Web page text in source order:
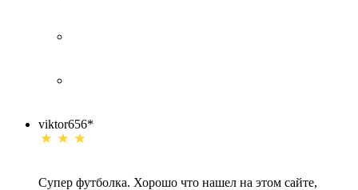
viktor656*
Супер футболка. Хорошо что нашел на этом сайте,